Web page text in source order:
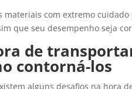
com extremo
que seu desempenho seja
de
contorná-los
alguns desafios na hora